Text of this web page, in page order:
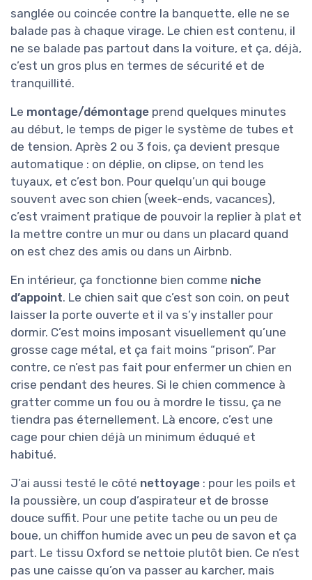
sanglée ou coincée contre la banquette, elle ne se
balade pas à chaque virage. Le chien est contenu, il
ne se balade pas partout dans la voiture, et ça, déjà,
c’est un gros plus en termes de sécurité et de
tranquillité.
Le montage/démontage prend quelques minutes
au début, le temps de piger le système de tubes et
de tension. Après 2 ou 3 fois, ça devient presque
automatique : on déplie, on clipse, on tend les
tuyaux, et c’est bon. Pour quelqu’un qui bouge
souvent avec son chien (week-ends, vacances),
c’est vraiment pratique de pouvoir la replier à plat et
la mettre contre un mur ou dans un placard quand
on est chez des amis ou dans un Airbnb.
En intérieur, ça fonctionne bien comme niche
d’appoint. Le chien sait que c’est son coin, on peut
laisser la porte ouverte et il va s’y installer pour
dormir. C’est moins imposant visuellement qu’une
grosse cage métal, et ça fait moins “prison”. Par
contre, ce n’est pas fait pour enfermer un chien en
crise pendant des heures. Si le chien commence à
gratter comme un fou ou à mordre le tissu, ça ne
tiendra pas éternellement. Là encore, c’est une
cage pour chien déjà un minimum éduqué et
habitué.
J’ai aussi testé le côté nettoyage : pour les poils et
la poussière, un coup d’aspirateur et de brosse
douce suffit. Pour une petite tache ou un peu de
boue, un chiffon humide avec un peu de savon et ça
part. Le tissu Oxford se nettoie plutôt bien. Ce n’est
pas une caisse qu’on va passer au karcher, mais